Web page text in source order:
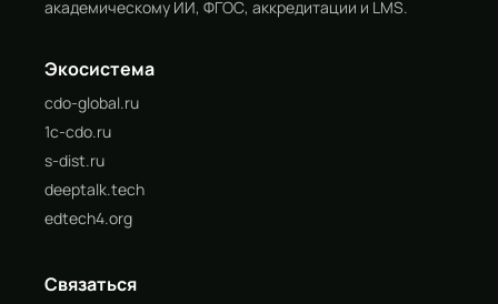
академическому ИИ, ФГОС, аккредитации и LMS.
Экосистема
cdo-global.ru
1c-cdo.ru
s-dist.ru
deeptalk.tech
edtech4.org
Связаться